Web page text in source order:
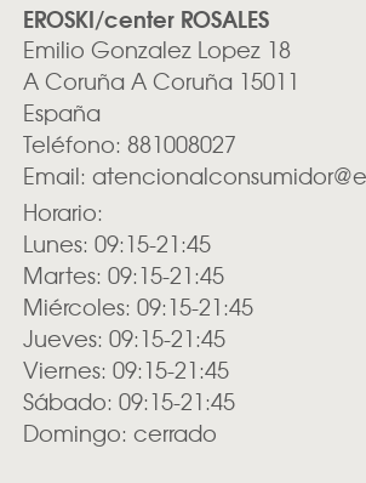
EROSKI/center ROSALES
Emilio Gonzalez Lopez 18
A Coruña A Coruña 15011
España
Teléfono: 881008027
Email:
Horario:
Lunes: 09:15-21:45
Martes: 09:15-21:45
Miércoles: 09:15-21:45
Jueves: 09:15-21:45
Viernes: 09:15-21:45
Sábado: 09:15-21:45
Domingo: cerrado